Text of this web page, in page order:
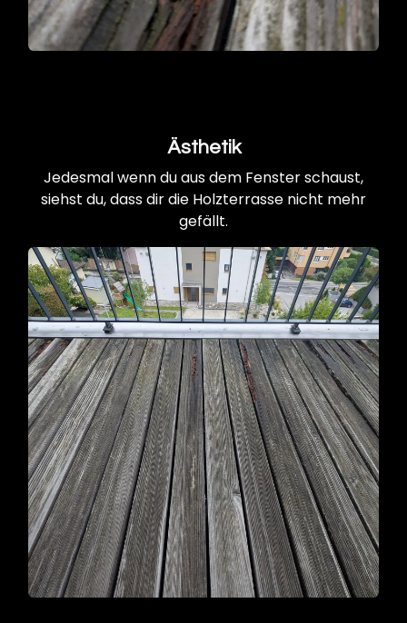
Ästhetik
Jedesmal wenn du aus dem Fenster schaust,
siehst du, dass dir die Holzterrasse nicht mehr
gefällt.